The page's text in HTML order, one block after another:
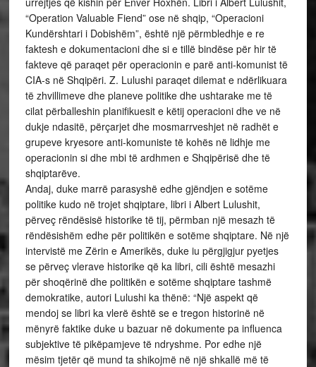
“Operation Valuable Fiend” ose në shqip, “Operacioni
Kundërshtari i Dobishëm”, është një përmbledhje e re
faktesh e dokumentacioni dhe si e tillë bindëse për hir të
fakteve që paraqet për operacionin e parë anti-komunist të
CIA-s në Shqipëri. Z. Lulushi paraqet dilemat e ndërlikuara
të zhvillimeve dhe planeve politike dhe ushtarake me të
cilat përballeshin planifikuesit e këtij operacioni dhe ve në
dukje ndasitë, përçarjet dhe mosmarrveshjet në radhët e
grupeve kryesore anti-komuniste të kohës në lidhje me
operacionin si dhe mbi të ardhmen e Shqipërisë dhe të
shqiptarëve.
Andaj, duke marrë parasyshë edhe gjëndjen e sotëme
politike kudo në trojet shqiptare, libri i Albert Lulushit,
përveç rëndësisë historike të tij, përmban një mesazh të
rëndësishëm edhe për politikën e sotëme shqiptare. Në një
intervistë me Zërin e Amerikës, duke iu përgjigjur pyetjes
se përveç vlerave historike që ka libri, cili është mesazhi
për shoqërinë dhe politikën e sotëme shqiptare tashmë
demokratike, autori Lulushi ka thënë: “Një aspekt që
mendoj se libri ka vlerë është se e tregon historinë në
mënyrë faktike duke u bazuar në dokumente pa influenca
subjektive të pikëpamjeve të ndryshme. Por edhe një
mësim tjetër që mund ta shikojmë në një shkallë më të